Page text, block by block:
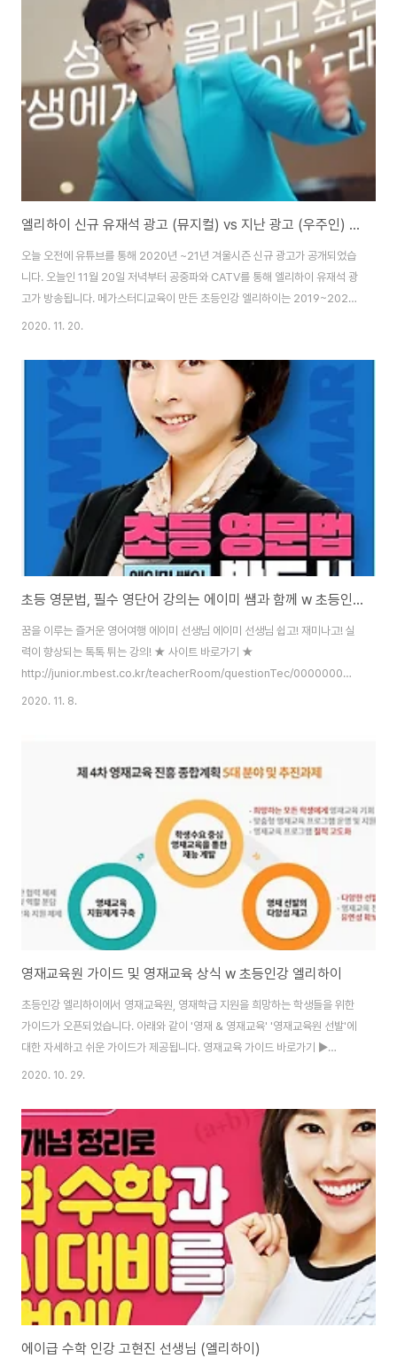
심민경 선생님의 독해 자신감 키우기 독해(讀解)? 읽고, 이해하는 것 독해는
글쓴이가 무슨 의도로 글을 썼는지 정확히 이해하는 것이에요! 모든 학습의 기
초 : 교과서 내용을 이해하거나 문제를 풀기 위해서는 독해력이 필요해요. 풍부
한 배경 지식 쌓기 : ..
엘리하이 신규 유재석 광고 (뮤지컬) vs 지난 광고 (우주인) 비교
오늘 오전에 유튜브를 통해 2020년 ~21년 겨울시즌 신규 광고가 공개되었습
니다. 오늘인 11월 20일 저녁부터 공중파와 CATV를 통해 엘리하이 유재석 광
고가 방송됩니다. 메가스터디교육이 만든 초등인강 엘리하이는 2019~2020
년 겨울 광고 '유재석 우주인 편'을 통해 너욱 더 알려진 초등인강 서비스입니
'우주인 편' 당시 우주인 지휘자로 분장한 유재석씨와 함께 엘리하이 해~로 시
작하는 중독성 있는 CM송으로 많은 관심을 모은 광고입니다. 올해 수능금지곡
에 지정 되기까지... 이번 겨울에는 더욱더 업그레이드 된 엘리하이 광고가 선보
이는데요. 기존 엘리하이송이 업그레이드 되고, 좀 더 스케일이 큰 엘리하이 유
2020. 11. 20.
초등 영문법, 필수 영단어 강의는 에이미 쌤과 함께 w 초등인강 엘리하이
꿈을 이루는 즐거운 영어여행 에이미 선생님 에이미 선생님 쉽고! 재미나고! 실
력이 향상되는 톡톡 튀는 강의! ★ 사이트 바로가기 ★
http://junior.mbest.co.kr/teacherRoom/questionTec/000000089/?
int_qtkey=99 ★ 사이트 바로가기 ★
강사 * 연세대학교 교육대학원 석사 * 미국교과서 영단어 시리즈 교재 저자 중
학생이 되기 전 꼭 마스터해야 할 초등문법 총정리 ! 진단시작 ! 영문법은..
2020. 11. 8.
영재교육원 가이드 및 영재교육 상식 w 초등인강 엘리하이
초등인강 엘리하이에서 영재교육원, 영재학급 지원을 희망하는 학생들을 위한
가이드가 오픈되었습니다. 아래와 같이 '영재 & 영재교육' '영재교육원 선발'에
대한 자세하고 쉬운 가이드가 제공됩니다. 영재교육 가이드 바로가기 ▶
http://junior.mbest.co.kr/studyinfo/youngje/yj_edu01.asp 영재의
을 다음과 같이 정의했습니다. 영재 상식 영재성 개발 방법 영재교육 대한민국
영재교육 추진 방향 대한민국의 영재교육은 ‘영재교육 진흥 종합계획‘ & ‘과학
영재 발굴육성 종합계획＇에 따라 진행됩니다. 현재는 ‘제 4차 영재교육 진흥
종합계획‘ & ‘제 3차 과학영재 발굴육성 종합계획＇에 준하여 영재..
2020. 10. 29.
에이급 수학 인강 고현진 선생님 (엘리하이)